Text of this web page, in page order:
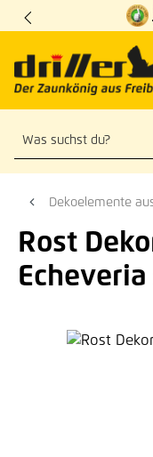
Zum Hauptinhalt
Dekoelemente
Rost
Bildergalerie